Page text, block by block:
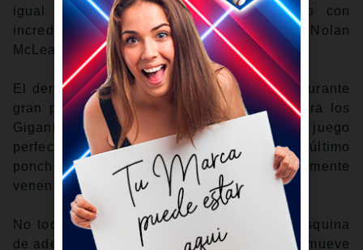
igual que el resto de nosotros: mirando con
incredulidad y asombroso el repertorio de Nolan
McLean.
El derecho de los Mets estuvo imbateable durante
gran parte de su apertura del viernes contra los
Gigantes en el Oracle Park, llevando un juego
perfecto hasta el sexto inning, pero su último
ponche del encuentro fue especialmente
venenoso.
No todos los días ves a alguien pintar la esquina
de adentro con un pitcheo rompiente que se mueve